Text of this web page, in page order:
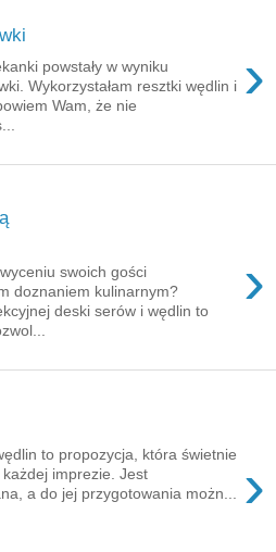
›
powstały w wyniku
Wykorzystałam resztki wędlin i
Wam, że nie
›
swoich gości
doznaniem kulinarnym?
deski serów i wędlin to
›
to propozycja, która świetnie
imprezie. Jest
a do jej przygotowania możn...